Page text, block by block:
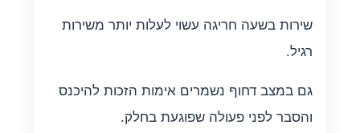
שירות בשעה חריגה עשוי לעלות יותר משירות
רגיל.
גם במצב דחוף נשמרים אימות הזכות להיכנס
והסבר לפני פעולה שפוגעת בחלק.